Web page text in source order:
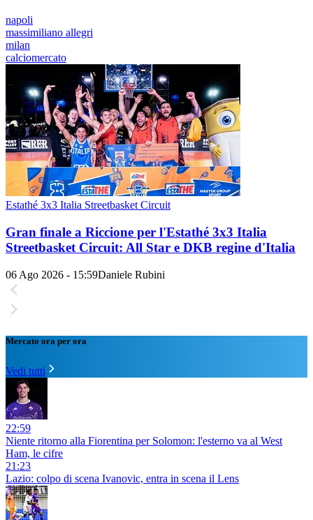
napoli
massimiliano allegri
milan
calciomercato
Estathé 3x3 Italia Streetbasket Circuit
Gran finale a Riccione per l'Estathé 3x3 Italia
Streetbasket Circuit: All Star e DKB regine d'Italia
06 Ago 2026 - 15:59Daniele Rubini
Mercato ora per ora
Vedi tutti
22:59
Niente ritorno alla Fiorentina per Solomon: l'esterno va al West
Ham, le cifre
21:23
Lazio: colpo di scena Ivanovic, entra in scena il Lens